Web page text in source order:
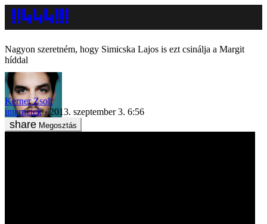
Nagyon szeretném, hogy Simicska Lajos is ezt csinálja a Margit
híddal
Kerner Zsolt
internetek
2013. szeptember 3. 6:56
Megosztás